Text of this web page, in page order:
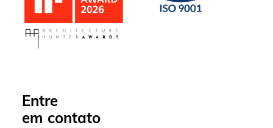
Entre
em contato